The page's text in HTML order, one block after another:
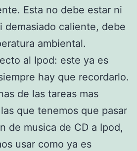
Esta no debe estar ni
demasiado caliente, debe
ambiental.
al Ipod: este ya es
hay que recordarlo.
de las tareas mas
que tenemos que pasar
de musica de CD a Ipod,
usar como ya es